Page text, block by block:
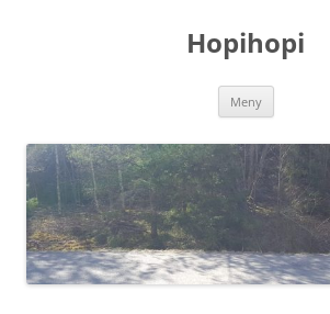
Hopihopi
Meny